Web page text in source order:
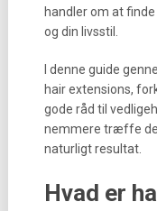
handler om at
og din livsstil.
I denne guide
hair extensions,
gode råd til
nemmere træffe
naturligt resultat.
Hvad er